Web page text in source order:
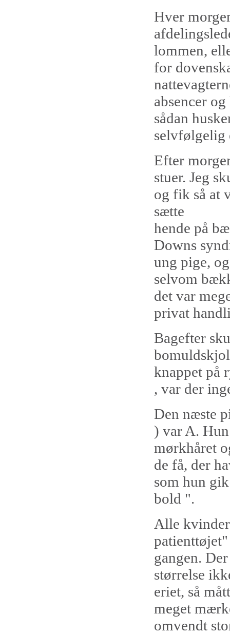
Hver
lommen,
for
absencer
sådan
selvfølgelig
Efter
stuer. Jeg
og fik så at
sætte
hende på
Downs
ung pige,
selvom
det var
privat
Bagefter
knappet på
, var der
Den næste
) var A.
mørkhåret
de få, der
som hun
bold ".
Alle
patienttøjet"
gangen.
størrelse
eriet, så
meget
omvendt